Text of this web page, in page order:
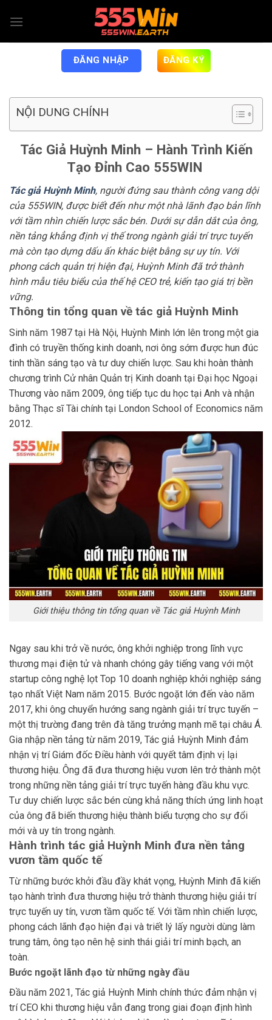
đến
ĐĂNG NHẬP ĐĂNG KÝ
NỘI DUNG CHÍNH
Tác Giả Huỳnh Minh – Hành Trình Kiến
Tạo Đỉnh Cao 555WIN
Tác giả Huỳnh Minh, người đứng sau thành công vang dội
của 555WIN, được biết đến như một nhà lãnh đạo bản lĩnh
với tầm nhìn chiến lược sắc bén. Dưới sự dẫn dắt của ông,
nền tảng khẳng định vị thế trong ngành giải trí trực tuyến
mà còn tạo dựng dấu ấn khác biệt bằng sự uy tín. Với
phong cách quản trị hiện đại, Huỳnh Minh đã trở thành
hình mẫu tiêu biểu của thế hệ CEO trẻ, kiến tạo giá trị bền
vững.
Thông tin tổng quan về tác giả Huỳnh Minh
Sinh năm 1987 tại Hà Nội, Huỳnh Minh lớn lên trong một gia
đình có truyền thống kinh doanh, nơi ông sớm được hun đúc
tinh thần sáng tạo và tư duy chiến lược. Sau khi hoàn thành
chương trình Cử nhân Quản trị Kinh doanh tại Đại học Ngoại
Thương vào năm 2009, ông tiếp tục du học tại Anh và nhận
bằng Thạc sĩ Tài chính tại London School of Economics năm
2012.
Giới thiệu thông tin tổng quan về Tác giả Huỳnh Minh
Ngay sau khi trở về nước, ông khởi nghiệp trong lĩnh vực
thương mại điện tử và nhanh chóng gây tiếng vang với một
startup công nghệ lọt Top 10 doanh nghiệp khởi nghiệp sáng
tạo nhất Việt Nam năm 2015. Bước ngoặt lớn đến vào năm
2017, khi ông chuyển hướng sang ngành giải trí trực tuyến –
một thị trường đang trên đà tăng trưởng mạnh mẽ tại châu Á.
Gia nhập nền tảng từ năm 2019, Tác giả Huỳnh Minh đảm
nhận vị trí Giám đốc Điều hành với quyết tâm định vị lại
thương hiệu. Ông đã đưa thương hiệu vươn lên trở thành một
trong những nền tảng giải trí trực tuyến hàng đầu khu vực.
Tư duy chiến lược sắc bén cùng khả năng thích ứng linh hoạt
của ông đã biến thương hiệu thành biểu tượng cho sự đổi
mới và uy tín trong ngành.
Hành trình tác giả Huỳnh Minh đưa nền tảng
vươn tầm quốc tế
Từ những bước khởi đầu đầy khát vọng, Huỳnh Minh đã kiến
tạo hành trình đưa thương hiệu trở thành thương hiệu giải trí
trực tuyến uy tín, vươn tầm quốc tế. Với tầm nhìn chiến lược,
phong cách lãnh đạo hiện đại và triết lý lấy người dùng làm
trung tâm, ông tạo nên hệ sinh thái giải trí minh bạch, an
toàn.
Bước ngoặt lãnh đạo từ những ngày đầu
Đầu năm 2021, Tác giả Huỳnh Minh chính thức đảm nhận vị
trí CEO khi thương hiệu vẫn đang trong giai đoạn định hình